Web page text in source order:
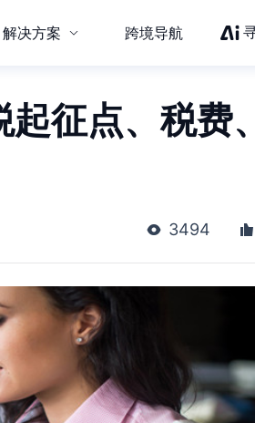
解决方案 跨境导航
起征点、税费
3494